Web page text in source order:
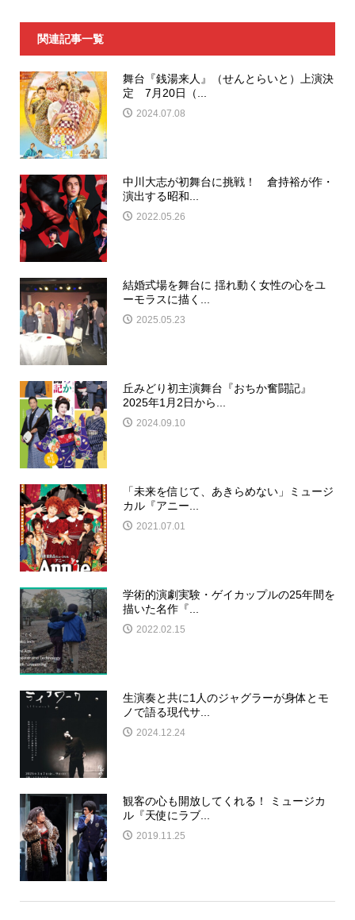
関連記事一覧
舞台『銭湯来人』（せんとらいと）上演決
定 7月20日（...
2024.07.08
中川大志が初舞台に挑戦！ 倉持裕が作・
演出する昭和...
2022.05.26
結婚式場を舞台に 揺れ動く女性の心をユ
ーモラスに描く...
2025.05.23
丘みどり初主演舞台『おちか奮闘記』
2025年1月2日から...
2024.09.10
「未来を信じて、あきらめない」ミュージ
カル『アニー...
2021.07.01
学術的演劇実験・ゲイカップルの25年間を
描いた名作『...
2022.02.15
生演奏と共に1人のジャグラーが身体とモ
ノで語る現代サ...
2024.12.24
観客の心も開放してくれる！ ミュージカ
ル『天使にラブ...
2019.11.25